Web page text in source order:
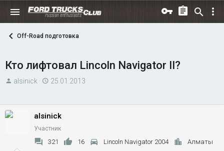
Off-Road подготовка
Кто лифтовал Lincoln Navigator II?
А
alsinick
Д
а
ч
25.01.2013
alsinick
Участник
321 16 Lincoln Navigator 2004 Алматы